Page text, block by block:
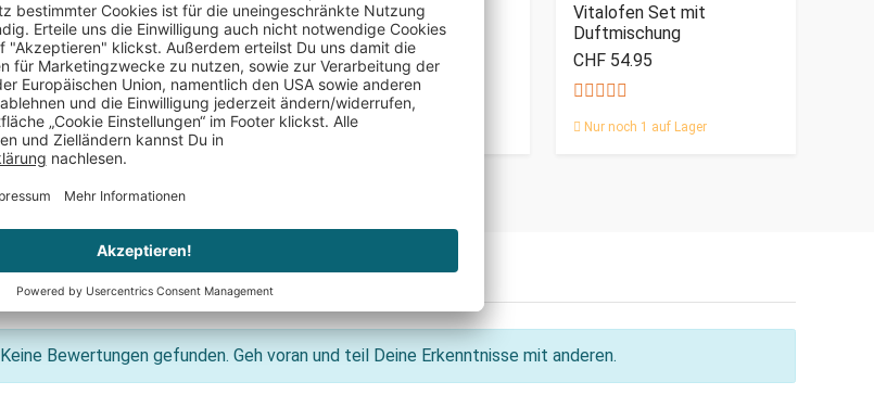
Schiefertafel mit Gravur
für Familien
CHF 39.95
Sturmglas zur
Wettervorhersage
"Tropfen" - Groß
CHF 54.95
Vitalofen Set mit
Duftmischung
CHF 54.95
Nur noch 1 auf Lager
Keine Bewertungen gefunden. Geh voran und teil Deine Erkenntnisse mit anderen.